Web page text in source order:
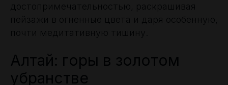
достопримечательностью, раскрашивая
пейзажи в огненные цвета и даря особенную,
почти медитативную тишину.
Алтай: горы в золотом
убранстве